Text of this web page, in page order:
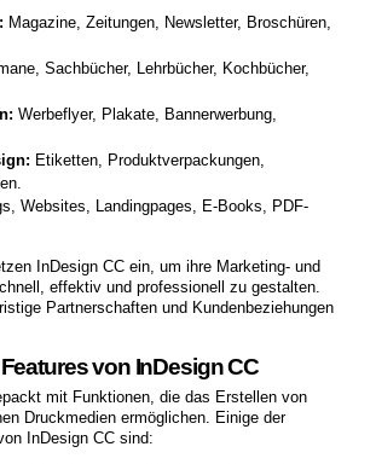
Magazine, Zeitungen, Newsletter, Broschüren,
Sachbücher, Lehrbücher, Kochbücher,
Werbeflyer, Plakate, Bannerwerbung,
Etiketten, Produktverpackungen,
Websites, Landingpages, E-Books, PDF-
InDesign CC ein, um ihre Marketing- und
effektiv und professionell zu gestalten.
Partnerschaften und Kundenbeziehungen
von InDesign CC
mit Funktionen, die das Erstellen von
Druckmedien ermöglichen. Einige der
InDesign CC sind: